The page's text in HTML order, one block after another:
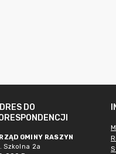
DO
GMINY RASZYN
Szkolna 2a